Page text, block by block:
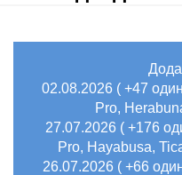
#146652 01200
246 грн
02.08.2026 ( +47
Pro,
27.07.2026 ( +176
Pro, Hayabusa,
26.07.2026 ( +66